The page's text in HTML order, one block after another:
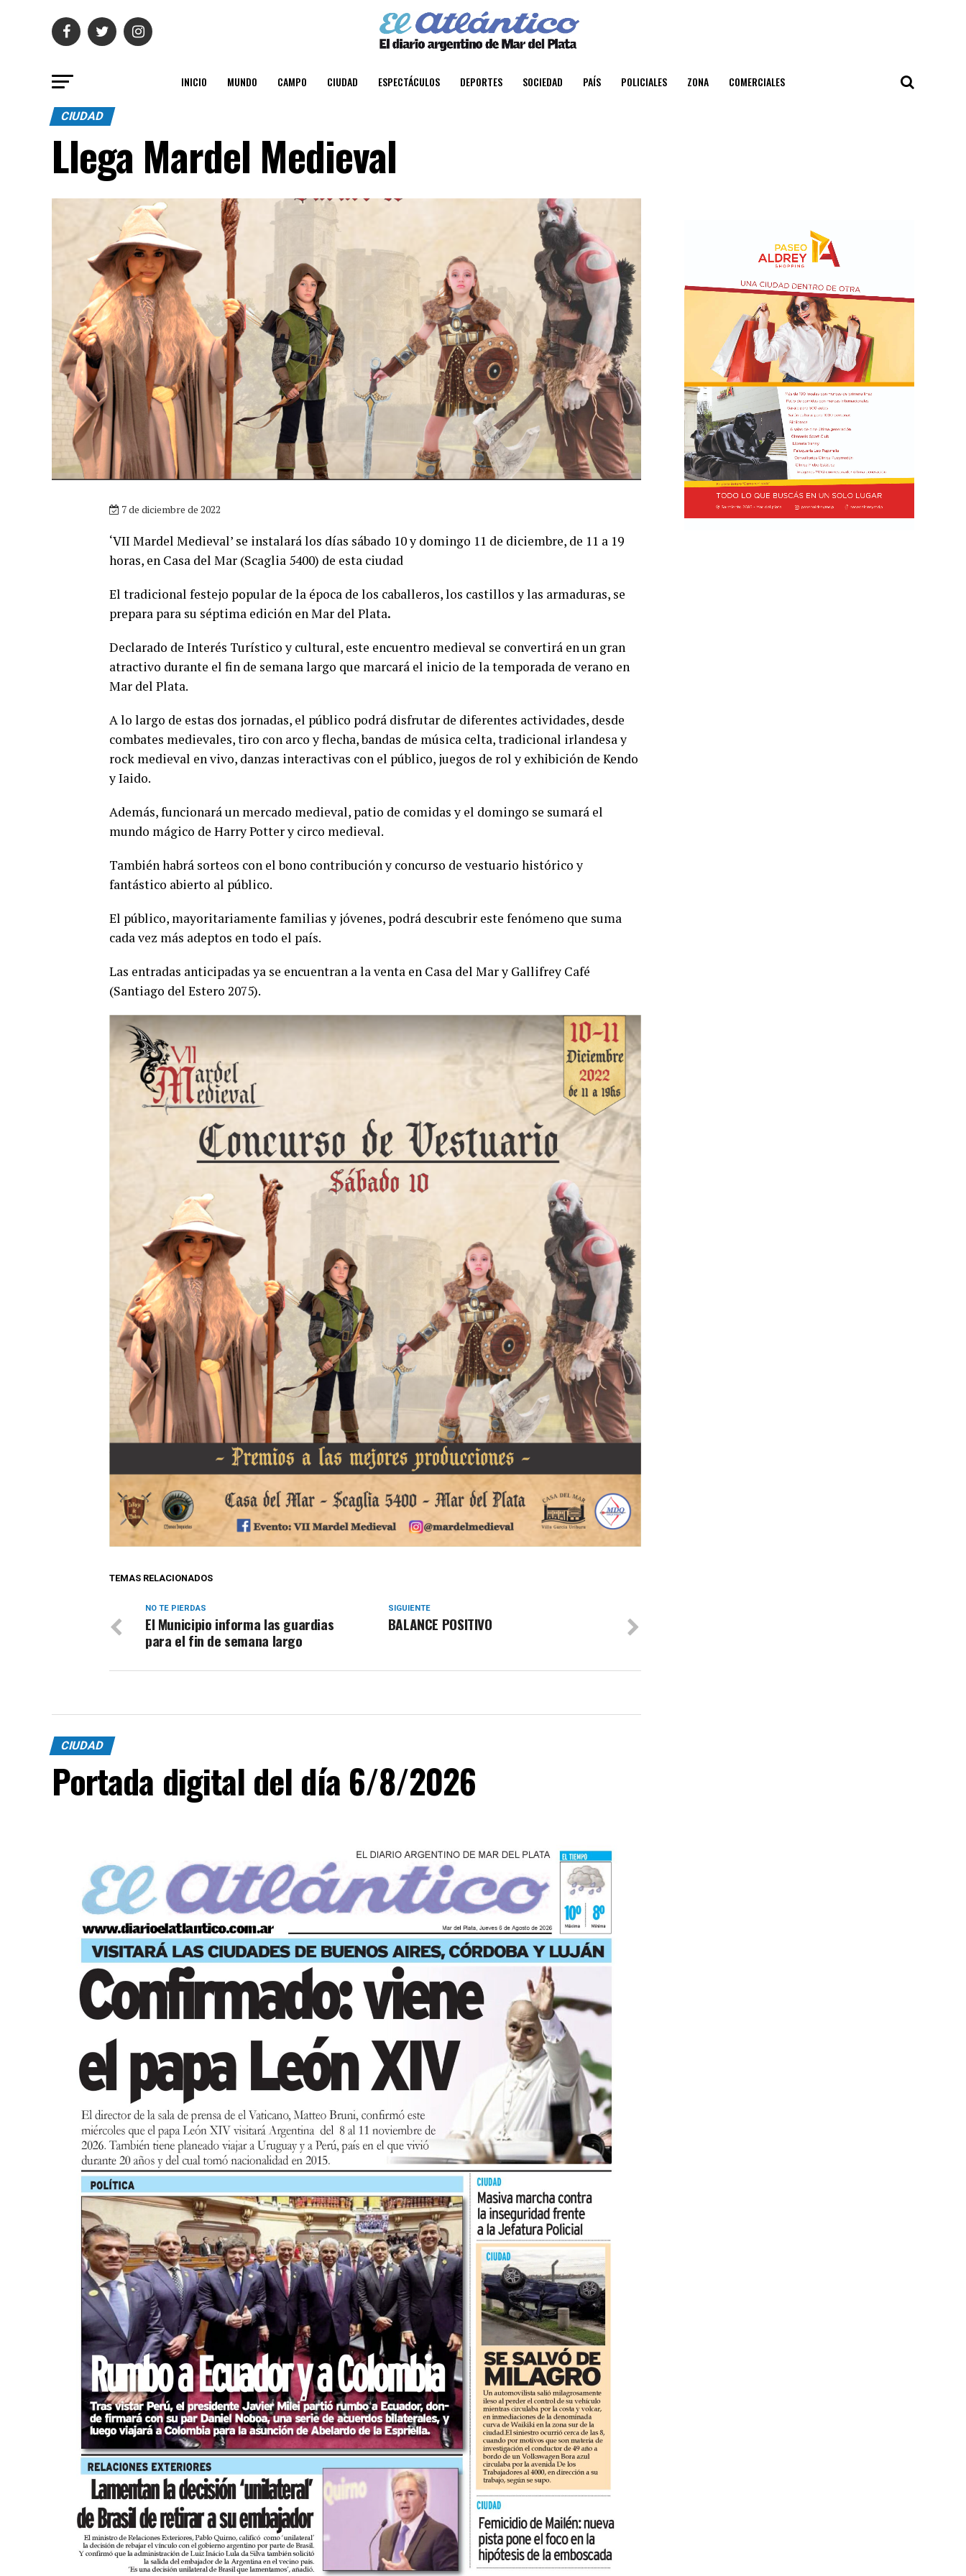
INICIO MUNDO CAMPO CIUDAD ESPECTÁCULOS DEPORTES SOCIEDAD PAÍS POLICIALES ZONA COMERCIALES
CIUDAD
Llega Mardel Medieval
7 de diciembre de 2022
‘VII Mardel Medieval’ se instalará los días sábado 10 y domingo 11 de diciembre, de 11 a 19
horas, en Casa del Mar (Scaglia 5400) de esta ciudad
El tradicional festejo popular de la época de los caballeros, los castillos y las armaduras, se
prepara para su séptima edición en Mar del Plata.
Declarado de Interés Turístico y cultural, este encuentro medieval se convertirá en un gran
atractivo durante el fin de semana largo que marcará el inicio de la temporada de verano en
Mar del Plata.
A lo largo de estas dos jornadas, el público podrá disfrutar de diferentes actividades, desde
combates medievales, tiro con arco y flecha, bandas de música celta, tradicional irlandesa y
rock medieval en vivo, danzas interactivas con el público, juegos de rol y exhibición de Kendo
y Iaido.
Además, funcionará un mercado medieval, patio de comidas y el domingo se sumará el
mundo mágico de Harry Potter y circo medieval.
También habrá sorteos con el bono contribución y concurso de vestuario histórico y
fantástico abierto al público.
El público, mayoritariamente familias y jóvenes, podrá descubrir este fenómeno que suma
cada vez más adeptos en todo el país.
Las entradas anticipadas ya se encuentran a la venta en Casa del Mar y Gallifrey Café
(Santiago del Estero 2075).
TEMAS RELACIONADOS
SIGUIENTE
BALANCE POSITIVO
NO TE PIERDAS
El Municipio informa las guardias
para el fin de semana largo
CIUDAD
Portada digital del día 6/8/2026